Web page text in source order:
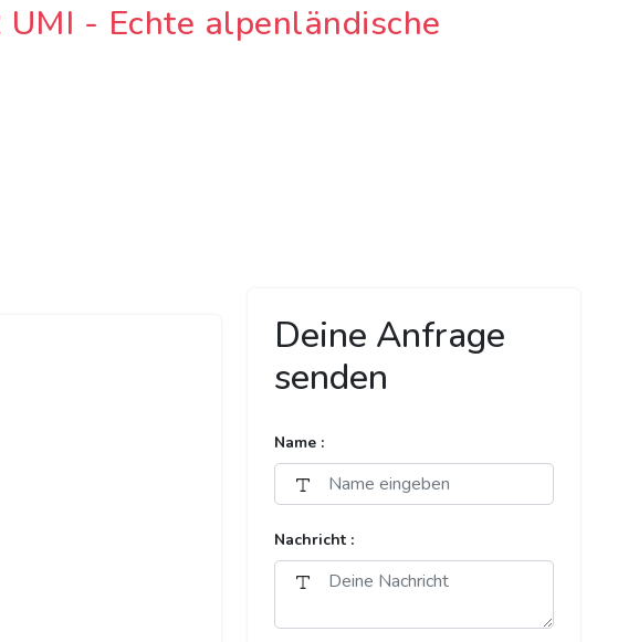
UMI - Echte alpenländische
Deine Anfrage
senden
Name :
Nachricht :